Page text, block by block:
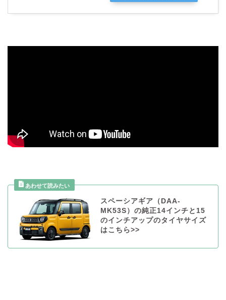
スペーシアギア（DAA-
MK53S）の純正14インチと15
のインチアップのタイヤサイズ
はこちら>>